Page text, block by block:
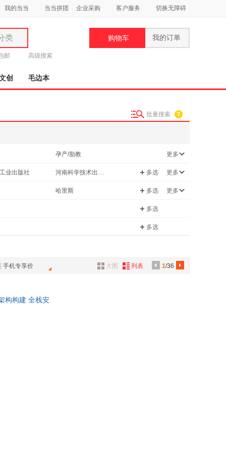
我的当当 当当拼团 企业采购 客户服务 切换无障碍
类
邮 高级搜索
购物车 我的订单
创 毛边本
批量搜索
孕产/胎教
法律
更多
业出版社
河南科学技术出版社
版社
科学出版社
多选 更多
哈里斯
多选 更多
多选
多选
手机专享价 1/36
大图 列表
构构建 全栈安